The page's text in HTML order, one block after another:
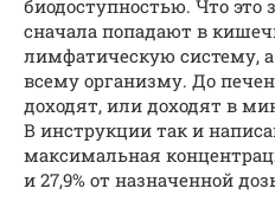
биодоступностью. Что это
сначала попадают в
лимфатическую систему,
всему организму. До
доходят, или доходят в
В инструкции так и
максимальная
и 27,9% от назначенной